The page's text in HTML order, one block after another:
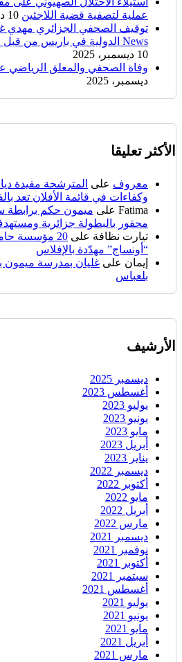
عملية لتصفية قضية اللاجئين 10 ديسمبر، 2025
News الدولية في باريس من قبل الشرطة الفرنسية
10 ديسمبر، 2025
وفاة الصحفي والمعلق الرياضي
ديسمبر، 2025
الأكثر تعليقا
معروف على المترشحة مفيدة
وكفاءات في قائمة الأفلان تعد
Fatima على ميمون حكم برابطة
محقور بالبطولة جزائرية
تيارت نظافة على
20 مؤسسة
“أونساج” مهدّدة بالإفلاس
إيمان على غليان بمدرسة ميمون
بلعباس
الأرشيف
ديسمبر 2025
أغسطس 2023
يوليو 2023
يونيو 2023
مايو 2023
أبريل 2023
يناير 2023
ديسمبر 2022
أكتوبر 2022
مايو 2022
أبريل 2022
مارس 2022
ديسمبر 2021
نوفمبر 2021
أكتوبر 2021
سبتمبر 2021
أغسطس 2021
يوليو 2021
يونيو 2021
مايو 2021
أبريل 2021
مارس 2021